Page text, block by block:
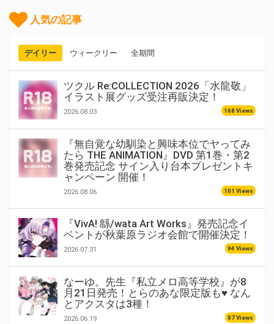
人気の記事
デイリー ウィークリー 全期間
ツクル Re:COLLECTION 2026「水龍敬」
イラスト展グッズ受注再販決定！
2026.08.03 168 Views
『無自覚な幼馴染と興味本位でヤってみ
たら THE ANIMATION』DVD 第1巻・第2
巻発売記念 サイン入り台本プレゼントキ
ャンペーン 開催！
2026.08.06 101 Views
『VivA! 緜/wata Art Works』発売記念イ
ベントが秋葉原ラジオ会館で開催決定！
2026.07.31 94 Views
なーゆ。先生『私立メロ高等学校』が8
月21日発売！とらのあな限定版も♥ なん
とアクスタは3種！
2026.06.19 87 Views